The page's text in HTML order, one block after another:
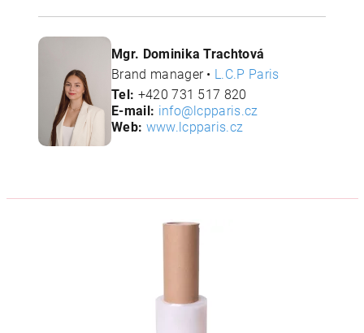
Mgr. Dominika Trachtová
Brand manager • L.C.P Paris
Tel: +420 731 517 820
E-mail: info@lcpparis.cz
Web: www.lcpparis.cz